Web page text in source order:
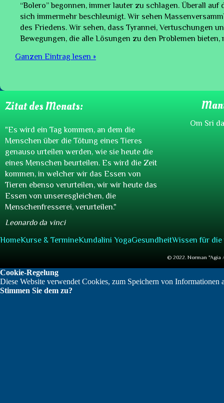
“Bolero” begonnen, immer lauter zu schlagen. Überall
sich immermehr beschleunigt. Wir sehen
des Friedens. Wir sehen, dass Tyrannei, Vertuschungen
Bewegungen, die alle Lösungen zu den Problemen
Ganzen Eintrag lesen »
Zitat des Monats:
"Es wird ein Tag kommen, an dem die
Menschen über die Tötung eines Tieres
genauso urteilen werden, wie sie heute die
eines Menschen beurteilen. Es wird die Zeit
kommen, in welcher wir das Essen von
Tieren ebenso verurteilen, wir wir heute das
Essen von unseresgleichen, die
Menschenfresserei, verurteilen."
Leonardo da vinci
Om Sri
HomeKurse & TermineKundalini YogaGesundheitWissen für die
© 2022. Norman "Agia
Cookie-Regelung
Diese Website verwendet Cookies, zum Speichern von Informationen
Stimmen Sie dem zu?